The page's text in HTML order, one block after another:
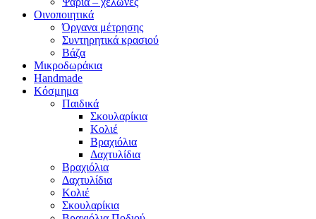
Οινοποιητικά
Όργανα μέτρησης
Συντηρητικά κρασιού
Βάζα
Μικροδωράκια
Handmade
Κόσμημα
Παιδικά
Σκουλαρίκια
Κολιέ
Βραχιόλια
Δαχτυλίδια
Βραχιόλια
Δαχτυλίδια
Κολιέ
Σκουλαρίκια